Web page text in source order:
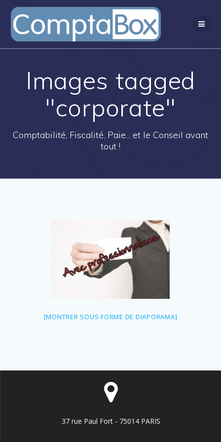
Passer
au
contenu
Images tagged
"corporate"
Comptabilité, Fiscalité, Paie... et le Conseil avant
tout !
[MONTRER SOUS FORME DE DIAPORAMA]
37 rue Paul Fort - 75014 PARIS